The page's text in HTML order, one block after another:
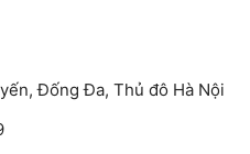
Đống Đa, Thủ đô Hà Nội